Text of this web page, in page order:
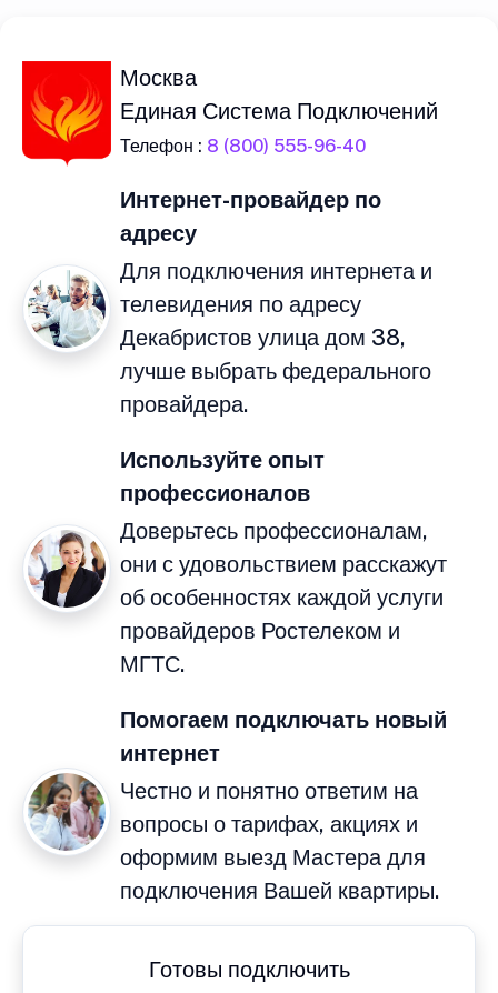
Москва
Единая Система Подключений
Телефон : 8 (800) 555-96-40
Интернет-провайдер по
адресу
Для подключения интернета и
телевидения по адресу
Декабристов улица дом 38,
лучше выбрать федерального
провайдера.
Используйте опыт
профессионалов
Доверьтесь профессионалам,
они с удовольствием расскажут
об особенностях каждой услуги
провайдеров Ростелеком и
МГТС.
Помогаем подключать новый
интернет
Честно и понятно ответим на
вопросы о тарифах, акциях и
оформим выезд Мастера для
подключения Вашей квартиры.
Готовы подключить